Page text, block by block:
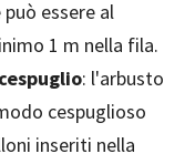
essere al
1 m nella fila.
: l'arbusto
cespuglioso
inseriti nella